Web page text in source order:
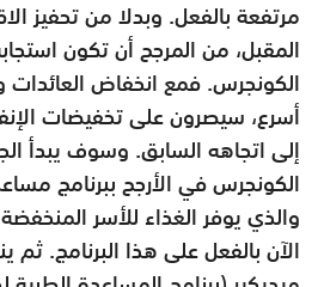
مرتفعة بالفعل. وبدلا من تحفيز
المقبل، من المرجح أن تكون
الكونجرس. فمع انخفاض العائدات
أسرع، سيصرون على تخفيضات
إلى اتجاهه السابق. وسوف يبدأ
الكونجرس في الأرجح ببرنامج
والذي يوفر الغذاء للأسر
الآن بالفعل على هذا البرنامج.